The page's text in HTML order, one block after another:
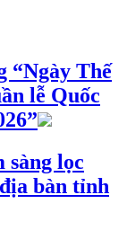
“Ngày Thế
lễ Quốc
sàng lọc
bàn tỉnh